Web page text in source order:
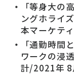
「等身大の
ングホライ
本マーケテ
「通勤時間
ワークの浸
計/2021年 8